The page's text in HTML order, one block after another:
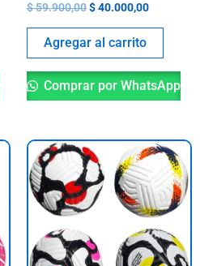
$59.900,00$40.000,00
Agregar al carrito
Comprar por WhatsApp
Este
producto
tiene
variantes.
Las